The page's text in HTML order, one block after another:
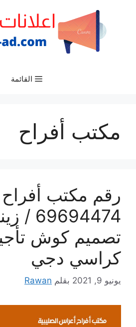
القائمة
مكتب أفراح
رقم مكتب أفراح
تصميم كوش
كراسي دجي
يونيو 9, 2021 بقلم Rawan